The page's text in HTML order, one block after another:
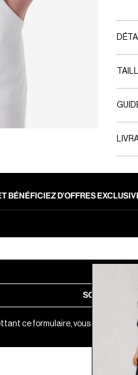
BÉNÉFICIEZ D’OFFRES
SOUMETTRE
ce formulaire, vous acceptez